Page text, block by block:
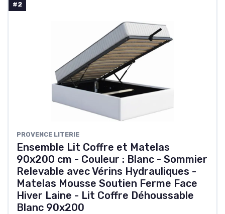
#2
PROVENCE LITERIE
Ensemble Lit Coffre et Matelas
90x200 cm - Couleur : Blanc - Sommier
Relevable avec Vérins Hydrauliques -
Matelas Mousse Soutien Ferme Face
Hiver Laine - Lit Coffre Déhoussable
Blanc 90x200